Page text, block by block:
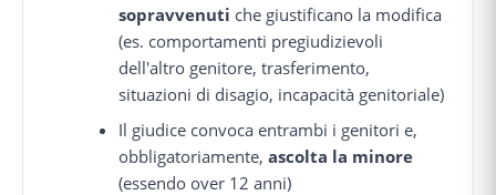
sopravvenuti che giustificano la modifica
(es. comportamenti pregiudizievoli
dell'altro genitore, trasferimento,
situazioni di disagio, incapacità genitoriale)
Il giudice convoca entrambi i genitori e,
obbligatoriamente,ascolta la minore
(essendo over 12 anni)